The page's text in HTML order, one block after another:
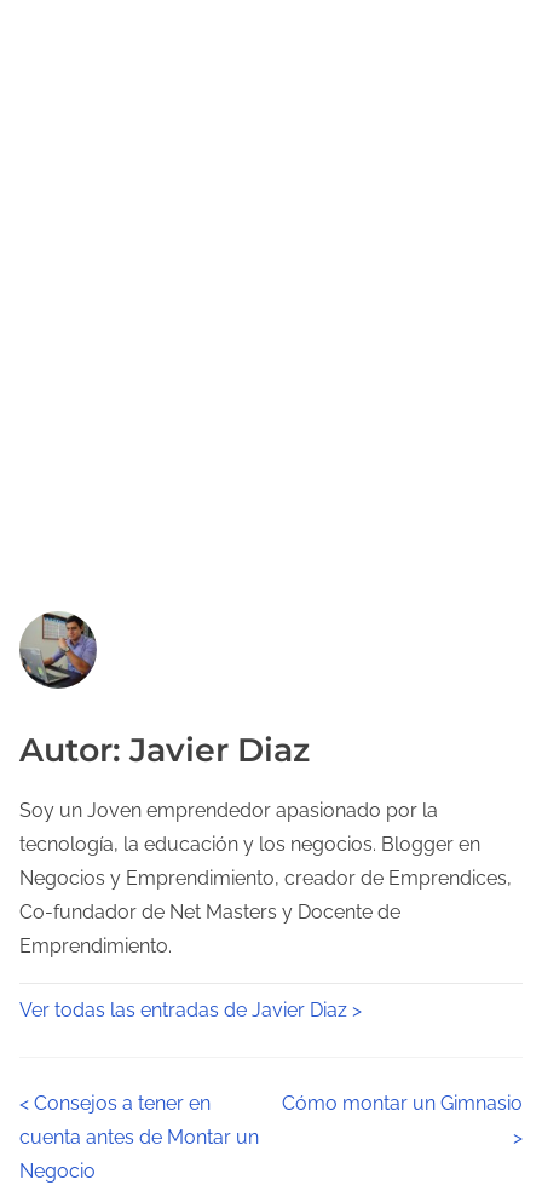
Autor: Javier Diaz
Soy un Joven emprendedor apasionado por la
tecnología, la educación y los negocios. Blogger en
Negocios y Emprendimiento, creador de Emprendices,
Co-fundador de Net Masters y Docente de
Emprendimiento.
Ver todas las entradas de Javier Diaz >
N
a
< Consejos a tener en
cuenta antes de Montar un
Negocio
Cómo montar un Gimnasio
>